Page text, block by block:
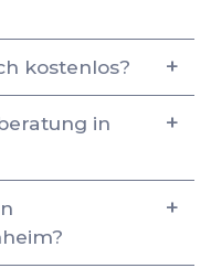
kostenlos?
in